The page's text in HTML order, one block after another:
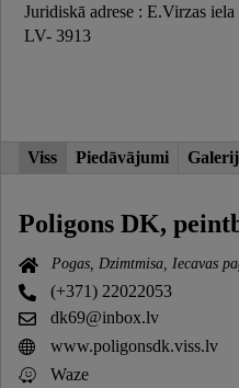
Juridiskā adrese : E.Virzas
LV- 3913
Viss Piedāvājumi
Poligons DK,
Pogas, Dzimtmisa, Iecavas
(+371) 22022053
dk69@inbox.lv
www.poligonsdk.viss.lv
Waze